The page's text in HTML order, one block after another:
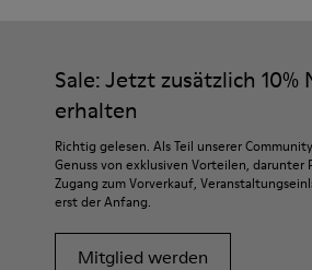
Sale: Jetzt zusätzlich 10%
erhalten
Richtig gelesen. Als Teil unserer
Genuss von exklusiven Vorteilen, darunter
Zugang zum Vorverkauf,
erst der Anfang.
Mitglied werden